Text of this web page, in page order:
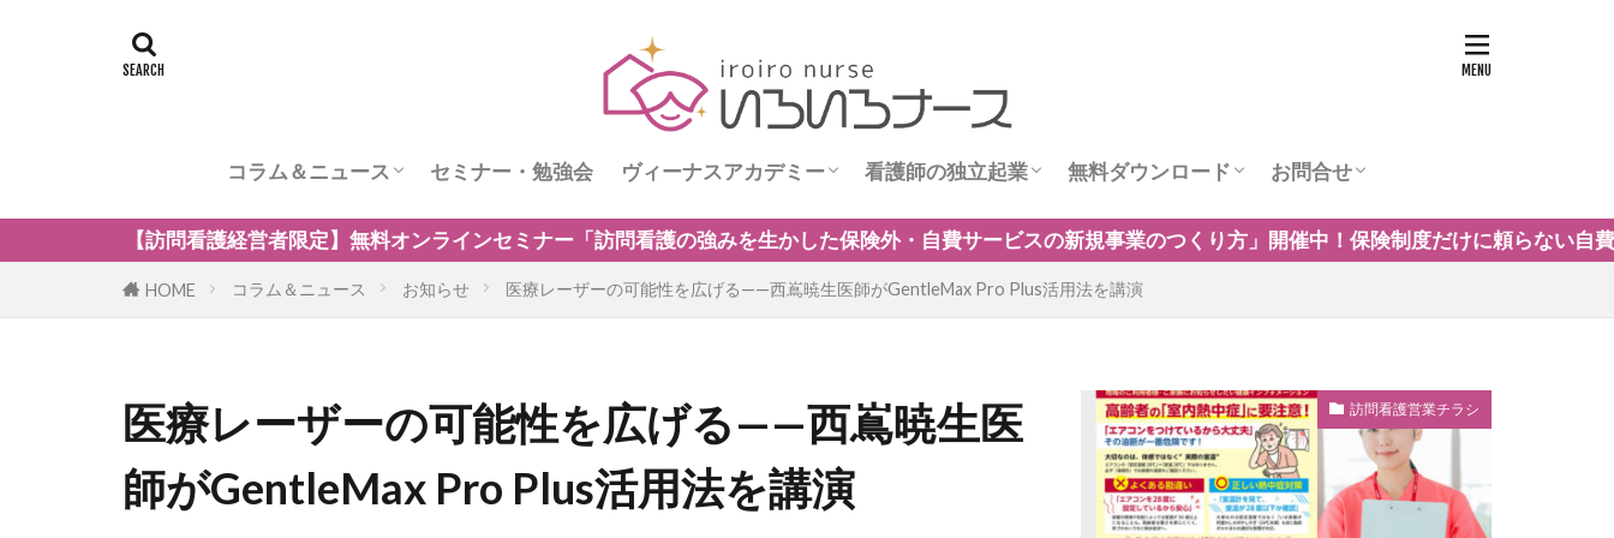
コラム＆ニュース
訪問看護のケア内容
訪問看護の管理者の役割
訪問看護のリスク管理
訪問看護の加算
訪問看護とナーシングホーム
訪問看護の自費・保険外サービス
訪問看護師のウェルビーング
小児の訪問看護
精神科訪問看護
訪問看護の法律
訪問看護師のマネジメント
セミナー・勉強会 ヴィーナスアカデミー
ヴィーナスニュース
看護師の独立起業
看護師独立インタビュー
無料ダウンロード
営業チラシテンプレート
訪問看護お役立ち資料
訪問看護の商圏調査
お問合せ
運営会社
限定】無料オンラインセミナー「訪問看護の強みを生かした保険外・自費サービスの新規事業のつくり方」開催中！保険制度だけに頼らない自費・保険外サービスの事例や
HOME コラム＆ニュース お知らせ 医療レーザーの可能性を広げる——西嶌暁生医師がGentleMax Pro Plus活用法を講演
医療レーザーの可能性を広げる——西嶌暁生医
師がGentleMax Pro Plus活用法を講演
訪問看護営業チラシ